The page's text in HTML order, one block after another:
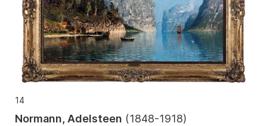
14
Normann, Adelsteen (1848-1918)